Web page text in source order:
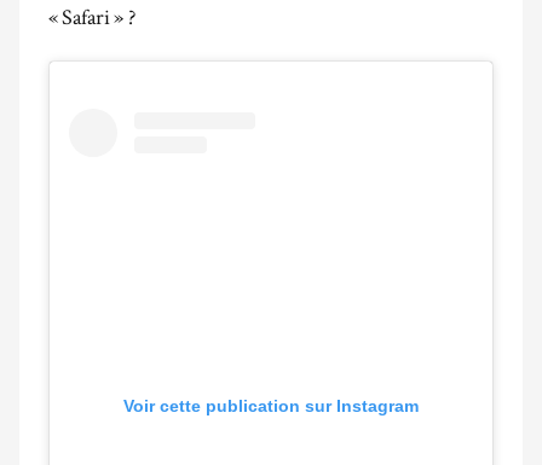
« Safari » ?
Voir cette publication sur Instagram